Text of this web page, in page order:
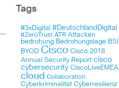
Tags
#3xDigital #DeutschlandDigital
#ZeroTrust ATR Attacken
bedrohung Bedrohungslage BSI
BYOD Cisco Cisco 2018
Annual Security Report cisco
cybersecurity CiscoLiveEMEA
cloud Collaboration
Cyberkriminalität Cyberresilienz